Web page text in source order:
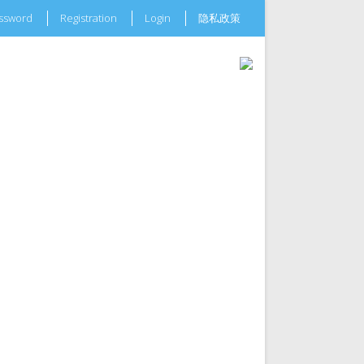
Registration Login 隐私政策